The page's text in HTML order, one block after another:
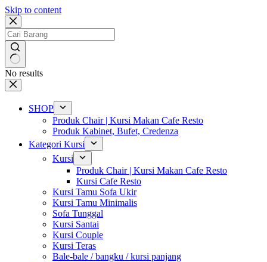
Skip to content
No results
SHOP
Produk Chair | Kursi Makan Cafe Resto
Produk Kabinet, Bufet, Credenza
Kategori Kursi
Kursi
Produk Chair | Kursi Makan Cafe Resto
Kursi Cafe Resto
Kursi Tamu Sofa Ukir
Kursi Tamu Minimalis
Sofa Tunggal
Kursi Santai
Kursi Couple
Kursi Teras
Bale-bale / bangku / kursi panjang